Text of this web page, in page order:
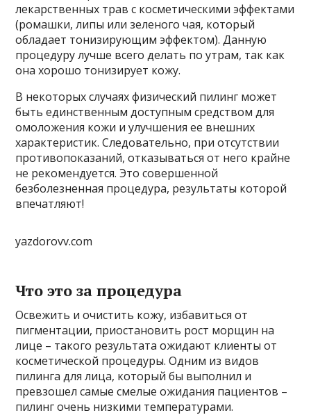
лекарственных трав с косметическими эффектами
(ромашки, липы или зеленого чая, который
обладает тонизирующим эффектом). Данную
процедуру лучше всего делать по утрам, так как
она хорошо тонизирует кожу.
В некоторых случаях физический пилинг может
быть единственным доступным средством для
омоложения кожи и улучшения ее внешних
характеристик. Следовательно, при отсутствии
противопоказаний, отказываться от него крайне
не рекомендуется. Это совершенной
безболезненная процедура, результаты которой
впечатляют!
yazdorovv.com
Что это за процедура
Освежить и очистить кожу, избавиться от
пигментации, приостановить рост морщин на
лице – такого результата ожидают клиенты от
косметической процедуры. Одним из видов
пилинга для лица, который бы выполнил и
превзошел самые смелые ожидания пациентов –
пилинг очень низкими температурами.